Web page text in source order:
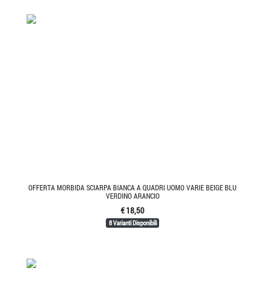
OFFERTA MORBIDA SCIARPA BIANCA A QUADRI UOMO VARIE BEIGE BLU
VERDINO ARANCIO
€ 18,50
8 Varianti Disponibili